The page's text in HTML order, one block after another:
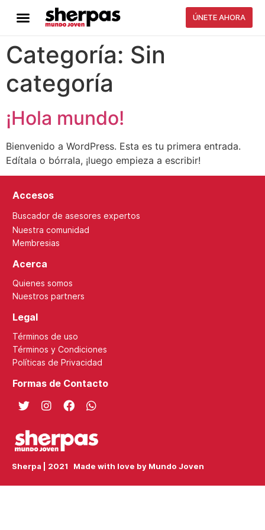
ÚNETE AHORA
Categoría: Sin
categoría
¡Hola mundo!
Bienvenido a WordPress. Esta es tu primera entrada.
Edítala o bórrala, ¡luego empieza a escribir!
Accesos
Buscador de asesores expertos
Nuestra comunidad
Membresias
Acerca
Quienes somos
Nuestros partners
Legal
Términos de uso
Términos y Condiciones
Políticas de Privacidad
Formas de Contacto
Sherpa | 2021 Made with love by Mundo Joven